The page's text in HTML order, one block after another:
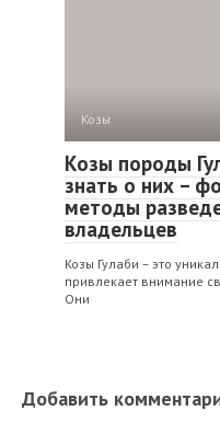
Козы
Козы породы
знать о них –
методы
владельцев
Козы Гулаби – это
привлекает внимание
Они
Добавить